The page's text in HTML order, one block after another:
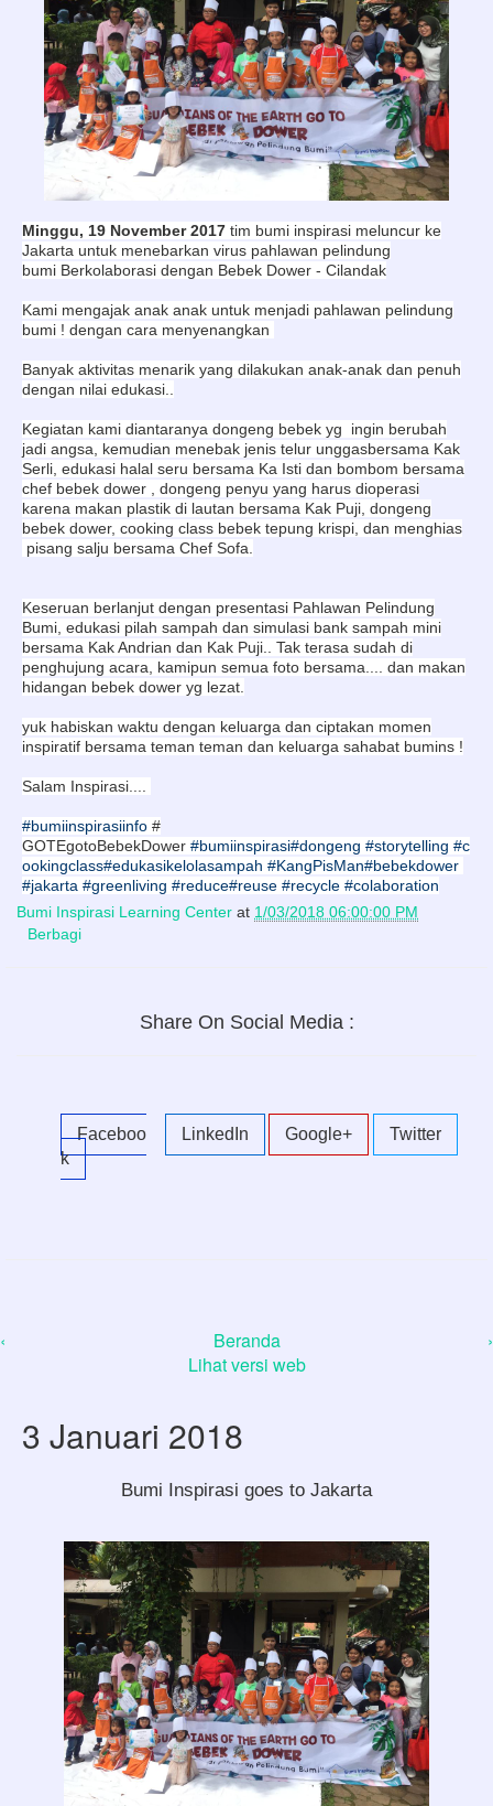
Minggu, 19 November 2017 tim bumi inspirasi meluncur ke
Jakarta untuk menebarkan virus pahlawan pelindung
bumi Berkolaborasi dengan Bebek Dower - Cilandak
Kami mengajak anak anak untuk menjadi pahlawan pelindung
bumi ! dengan cara menyenangkan
Banyak aktivitas menarik yang dilakukan anak-anak dan penuh
dengan nilai edukasi..
Kegiatan kami diantaranya dongeng bebek yg ingin berubah
jadi angsa, kemudian menebak jenis telur unggasbersama Kak
Serli, edukasi halal seru bersama Ka Isti dan bombom bersama
chef bebek dower , dongeng penyu yang harus dioperasi
karena makan plastik di lautan bersama Kak Puji, dongeng
bebek dower, cooking class bebek tepung krispi, dan menghias
pisang salju bersama Chef Sofa.
Keseruan berlanjut dengan presentasi Pahlawan Pelindung
Bumi, edukasi pilah sampah dan simulasi bank sampah mini
bersama Kak Andrian dan Kak Puji.. Tak terasa sudah di
penghujung acara, kamipun semua foto bersama.... dan makan
hidangan bebek dower yg lezat.
yuk habiskan waktu dengan keluarga dan ciptakan momen
inspiratif bersama teman teman dan keluarga sahabat bumins !
Salam Inspirasi....
#bumiinspirasiinfo #
GOTEgotoBebekDower #bumiinspirasi#dongeng #storytelling #c
ookingclass#edukasikelolasampah #KangPisMan#bebekdower
#jakarta #greenliving #reduce#reuse #recycle #colaboration
Bumi Inspirasi Learning Center at 1/03/2018 06:00:00 PM
Berbagi
Share On Social Media :
Faceboo
k
LinkedIn Google+ Twitter
‹ ›
Beranda
Lihat versi web
3 Januari 2018
Bumi Inspirasi goes to Jakarta